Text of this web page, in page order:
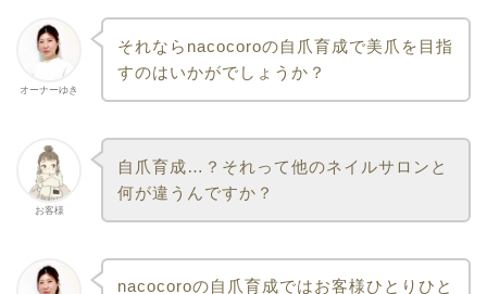
オーナーゆき
それならnacocoroの自爪育成で美爪を目指
すのはいかがでしょうか？
お客様
自爪育成…？それって他のネイルサロンと
何が違うんですか？
nacocoroの自爪育成ではお客様ひとりひと